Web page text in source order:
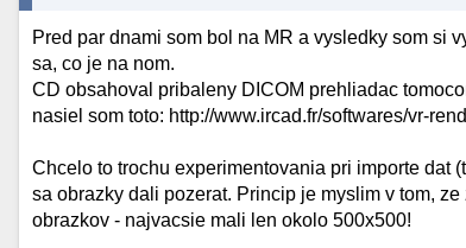
Pred par dnami som bol na MR a vysledky som si
sa, co je na nom.
CD obsahoval pribaleny DICOM prehliadac
nasiel som toto: http://www.ircad.fr/softwares/vr-
Chcelo to trochu experimentovania pri importe dat
sa obrazky dali pozerat. Princip je myslim v tom,
obrazkov - najvacsie mali len okolo 500x500!